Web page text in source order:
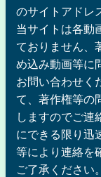
のサイトアドレ
当サイトは各動
ておりません、
め込み動画等に
お問い合わせく
て、著作権等の
しますのでご連
にできる限り迅
等により連絡を
ご了承ください